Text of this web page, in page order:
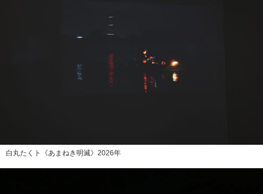
白丸たくト《あまねき明滅》2026年